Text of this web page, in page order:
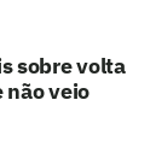
sobre volta
não veio